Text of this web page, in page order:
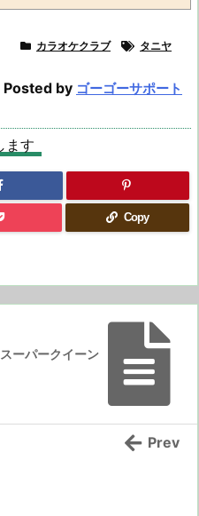
カラオケクラブ タニヤ
Posted by ゴーゴーサポート
ます
Copy
スーパークイーン
Prev